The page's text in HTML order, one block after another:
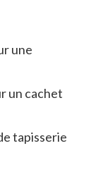
une
un cachet
tapisserie